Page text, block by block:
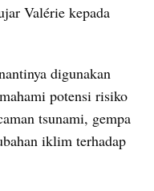
Valérie kepada
digunakan
potensi risiko
tsunami, gempa
iklim terhadap